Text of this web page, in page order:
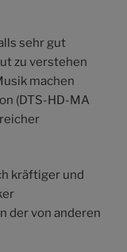
sehr gut
zu verstehen
machen
(DTS-HD-MA
kräftiger und
der von anderen